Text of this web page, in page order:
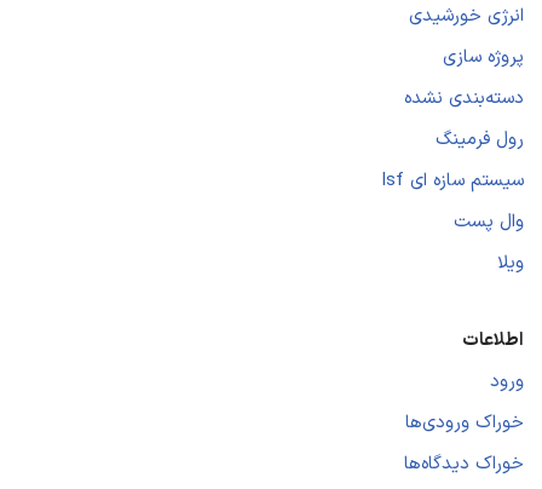
انرژی خورشیدی
پروژه سازی
دسته‌بندی نشده
رول فرمینگ
سیستم سازه ای lsf
وال پست
ویلا
اطلاعات
ورود
خوراک ورودی‌ها
خوراک دیدگاه‌ها